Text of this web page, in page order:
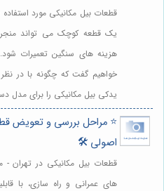
قطعات بیل مکانیکی مورد
یک قطعه کوچک می تواند
هزینه های سنگین تعمیرات
خواهیم گفت که چگونه با در نظر
یدکی بیل مکانیکی را برای مدل
⭐️ مراحل بررسی و تعویض
اصولی 🛠️
قطعات بیل مکانیکی در تهران -
های عمرانی و راه سازی، با